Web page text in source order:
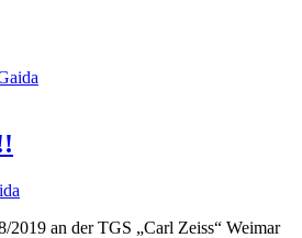
2019 an der TGS „Carl Zeiss“ Weimar